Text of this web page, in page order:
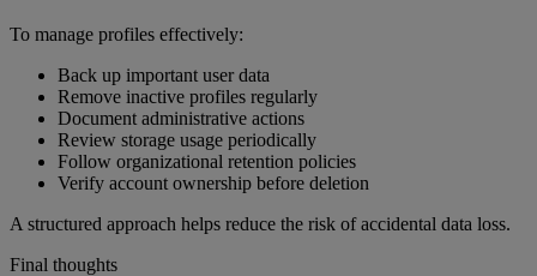
To manage profiles effectively:
Back up important user data
Remove inactive profiles regularly
Document administrative actions
Review storage usage periodically
Follow organizational retention policies
Verify account ownership before deletion
A structured approach helps reduce the risk of accidental data loss.
Final thoughts